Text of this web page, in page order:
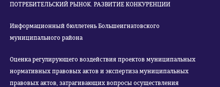
ПОТРЕБИТЕЛЬСКИЙ РЫНОК. РАЗВИТИЕ КОНКУРЕНЦИИ
Информационный бюллетень Большеигнатовского
муниципального района
Оценка регулирующего воздействия проектов муниципальных
нормативных правовых актов и экспертиза муниципальных
правовых актов, затрагивающих вопросы осуществления